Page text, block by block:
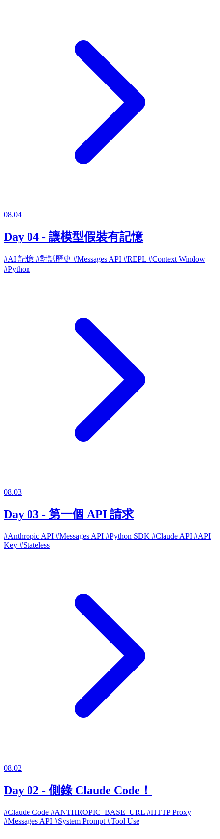
08.04
Day 04 - 讓模型假裝有記憶
#AI 記憶 #對話歷史 #Messages API #REPL #Context Window
#Python
08.03
Day 03 - 第一個 API 請求
#Anthropic API #Messages API #Python SDK #Claude API #API
Key #Stateless
08.02
Day 02 - 側錄 Claude Code！
#Claude Code #ANTHROPIC_BASE_URL #HTTP Proxy
#Messages API #System Prompt #Tool Use